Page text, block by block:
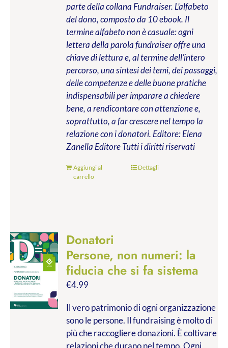
parte della collana Fundraiser. L’alfabeto
del dono, composto da 10 ebook. Il
termine alfabeto non è casuale: ogni
lettera della parola fundraiser offre una
chiave di lettura e, al termine dell’intero
percorso, una sintesi dei temi, dei passaggi,
delle competenze e delle buone pratiche
indispensabili per imparare a chiedere
bene, a rendicontare con attenzione e,
soprattutto, a far crescere nel tempo la
relazione con i donatori. Editore: Elena
Zanella EditoreTutti i diritti riservati
Aggiungi al
carrello
Dettagli
Donatori
Persone, non numeri: la
fiducia che si fa sistema
€4.99
Il vero patrimonio di ogni organizzazione
sono le persone. Il fundraising è molto di
più che raccogliere donazioni. È coltivare
relazioni che durano nel tempo. Ogni